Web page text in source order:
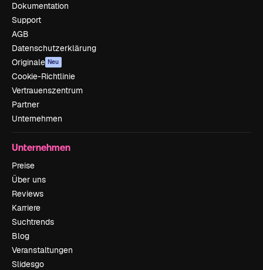
Dokumentation
Support
AGB
Datenschutzerklärung
Originale Neu
Cookie-Richtlinie
Vertrauenszentrum
Partner
Unternehmen
Unternehmen
Preise
Über uns
Reviews
Karriere
Suchtrends
Blog
Veranstaltungen
Slidesgo